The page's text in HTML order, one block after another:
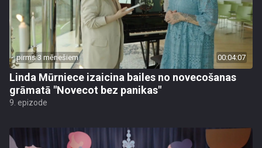
pirms 3 mēnešiem 00:04:07
Linda Mūrniece izaicina bailes no novecošanas
grāmatā "Novecot bez panikas"
9. epizode